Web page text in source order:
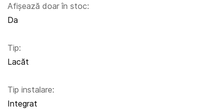
Afișează doar în stoc:
Da
Tip:
Lacăt
Tip instalare:
Integrat